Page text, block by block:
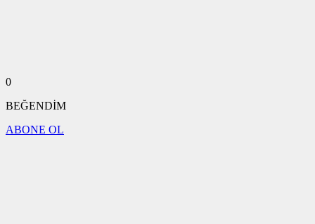
0
BEĞENDİM
ABONE OL